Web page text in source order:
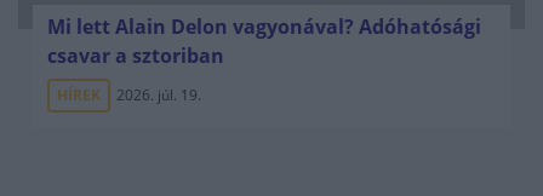
Mi lett Alain Delon vagyonával? Adóhatósági
csavar a sztoriban
HÍREK 2026. júl. 19.